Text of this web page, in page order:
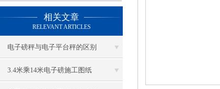
相关文章
RELEVANT ARTICLES
电子磅秤与电子平台秤的区别
3.4米乘14米电子磅施工图纸